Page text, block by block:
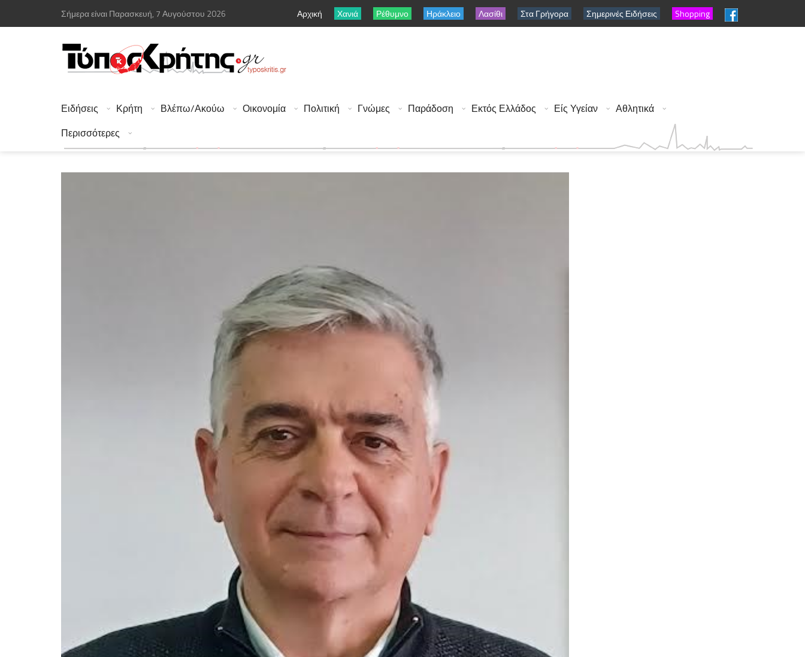
Σήμερα είναι Παρασκευή, 7 Αυγούστου 2026 Αρχική Χανιά Ρέθυμνο Ηράκλειο Λασίθι Στα Γρήγορα Σημερινές Ειδήσεις Shopping
Ειδήσεις Κρήτη Βλέπω/Ακούω Οικονομία Πολιτική Γνώμες Παράδοση Εκτός Ελλάδος Είς Υγείαν
Αθλητικά
Περισσότερες